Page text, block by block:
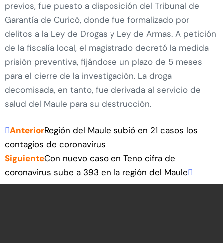
previos, fue puesto a disposición del Tribunal de
Garantía de Curicó, donde fue formalizado por
delitos a la Ley de Drogas y Ley de Armas. A petición
de la fiscalía local, el magistrado decretó la medida
prisión preventiva, fijándose un plazo de 5 meses
para el cierre de la investigación. La droga
decomisada, en tanto, fue derivada al servicio de
salud del Maule para su destrucción.
AnteriorRegión del Maule subió en 21 casos los
contagios de coronavirus
SiguienteCon nuevo caso en Teno cifra de
coronavirus sube a 393 en la región del Maule